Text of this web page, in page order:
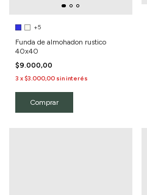
+5
Funda de almohadon rustico
40x40
$9.000,00
3 x$3.000,00 sin interés
Comprar